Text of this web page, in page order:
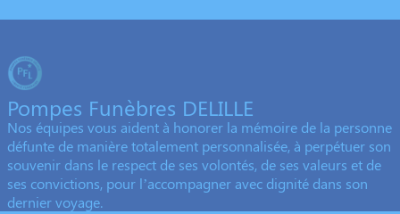
Pompes Funèbres DELILLE
Nos équipes vous aident à honorer la mémoire de la personne
défunte de manière totalement personnalisée, à perpétuer son
souvenir dans le respect de ses volontés, de ses valeurs et de
ses convictions, pour l’accompagner avec dignité dans son
dernier voyage.